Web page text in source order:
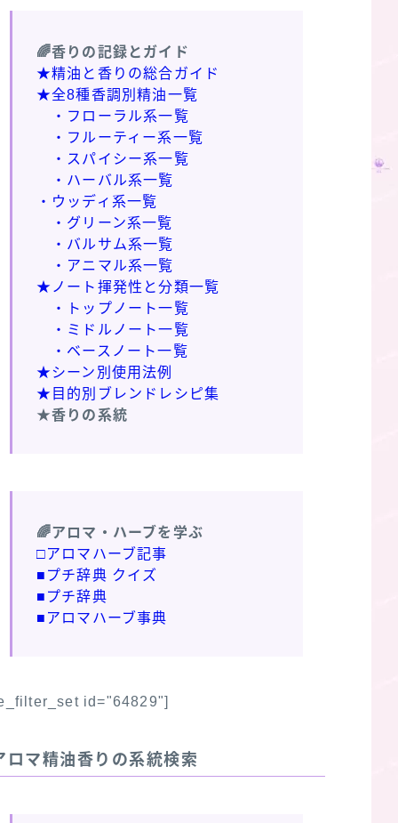
🌈香りの記録とガイド
★精油と香りの総合ガイド
★全8種香調別精油一覧
・フローラル系一覧
・フルーティー系一覧
・スパイシー系一覧
・ハーバル系一覧
・ウッディ系一覧
・グリーン系一覧
・バルサム系一覧
・アニマル系一覧
★ノート揮発性と分類一覧
・トップノート一覧
・ミドルノート一覧
・ベースノート一覧
★シーン別使用法例
★目的別ブレンドレシピ集
★香りの系統
🌈アロマ・ハーブを学ぶ
□アロマハーブ記事
■プチ辞典 クイズ
■プチ辞典
■アロマハーブ事典
id="64829"]
ロマ精油香りの系統検索